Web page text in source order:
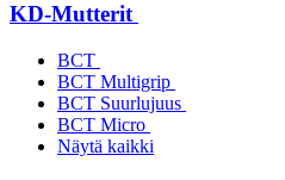
KD-Mutterit
BCT
BCT Multigrip
BCT Suurlujuus
BCT Micro
Näytä kaikki